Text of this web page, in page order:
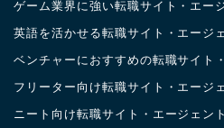
ゲーム業界に強い転職サイト・エー
英語を活かせる転職サイト・エージ
ベンチャーにおすすめの転職サイト
フリーター向け転職サイト・エージ
ニート向け転職サイト・エージェント